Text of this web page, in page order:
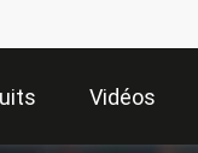
Vidéos